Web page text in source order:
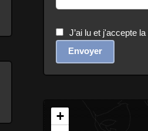
J’ai lu et j'accepte la
Envoyer
+